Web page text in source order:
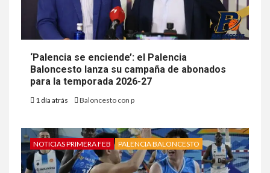
‘Palencia se enciende’: el Palencia
Baloncesto lanza su campaña de abonados
para la temporada 2026-27
1 día atrás Baloncesto con p
NOTICIAS PRIMERA FEB PALENCIA BALONCESTO